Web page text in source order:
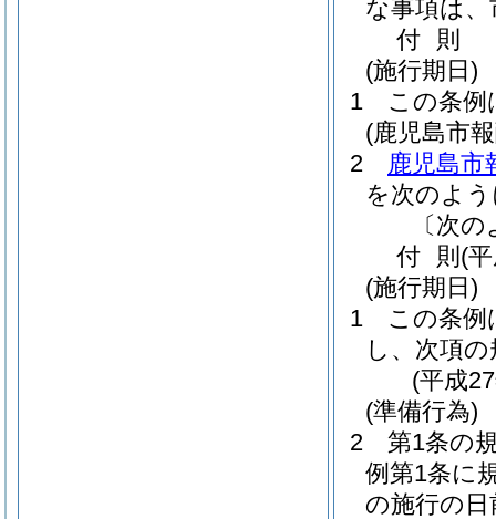
な事項は
付 則
(施行期日)
1
この条例
(鹿児島市
2
鹿児島市
を次のよ
〔次
付 則 (
(施行期日)
1
この条例
し、次項
(平成
(準備行為)
2
第1条の
例第1条に
の施行の